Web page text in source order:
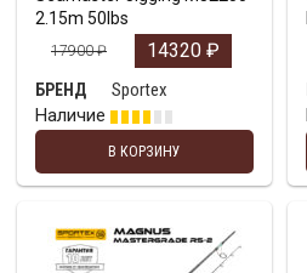
2.15m 50lbs
17900₽ 14320 ₽
БРЕНД
Sportex
Наличие
В КОРЗИНУ